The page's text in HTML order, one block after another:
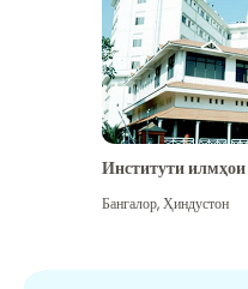
Институти
Бангалор,Ҳиндустон